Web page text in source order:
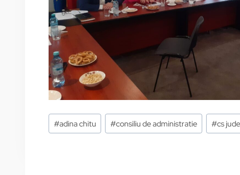
Etichete:
#adina chitu #consiliu de administratie #cs